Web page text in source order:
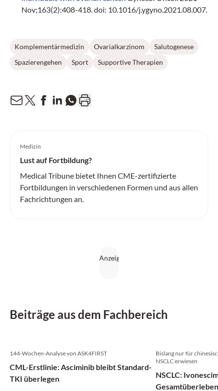
Nov;163(2):408-418. doi: 10.1016/j.ygyno.2021.08.007.
Komplementärmedizin Ovarialkarzinom
Salutogenese
Spazierengehen
Sport Supportive Therapien
Medizin
Lust auf Fortbildung?
Medical Tribune bietet Ihnen CME-zertifizierte
Fortbildungen in verschiedenen Formen und aus allen
Fachrichtungen an.
Beiträge aus dem Fachbereich
144-Wochen-Analyse von ASK4FIRST
CML-Erstlinie: Asciminib bleibt Standard-
TKI überlegen
Bislang nur für
NSCLC erwiesen
NSCLC:
Gesamtüberleben